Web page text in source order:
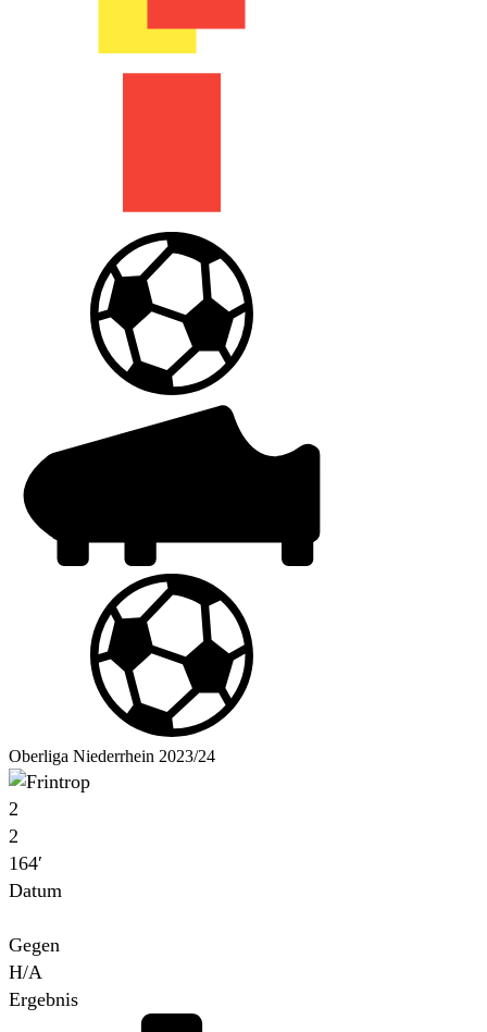
Oberliga Niederrhein 2023/24
2
2
164′
Datum
Gegen
H/A
Ergebnis